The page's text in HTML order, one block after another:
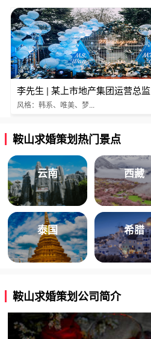
李先生 | 某上市地产集团运营总监
风格：韩系、唯美、梦...
鞍山求婚策划热门景点
云南 西藏
泰国 希腊
鞍山求婚策划公司简介